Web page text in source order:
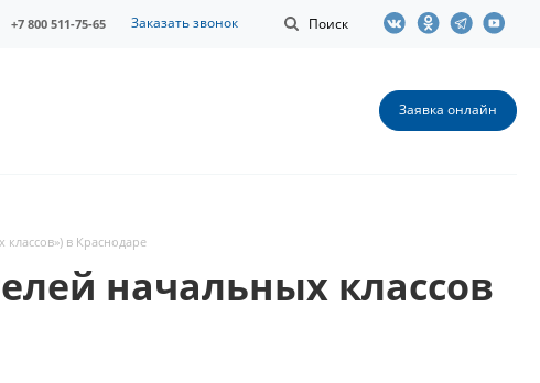
Поиск
+7 800 511-75-65 Заказать звонок
Заявка онлайн
в Краснодаре
начальных классов